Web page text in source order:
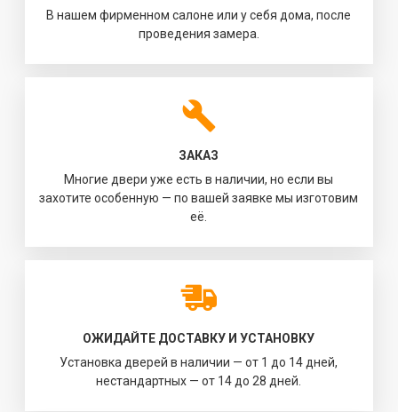
В нашем фирменном салоне или у себя дома, после
проведения замера.
ЗАКАЗ
Многие двери уже есть в наличии, но если вы
захотите особенную — по вашей заявке мы изготовим
её.
ОЖИДАЙТЕ ДОСТАВКУ И УСТАНОВКУ
Установка дверей в наличии — от 1 до 14 дней,
нестандартных — от 14 до 28 дней.